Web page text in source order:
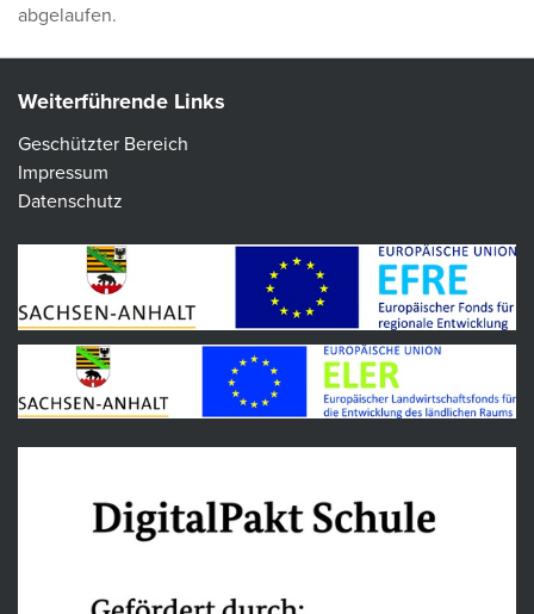
abgelaufen.
Weiterführende Links
Geschützter Bereich
Impressum
Datenschutz